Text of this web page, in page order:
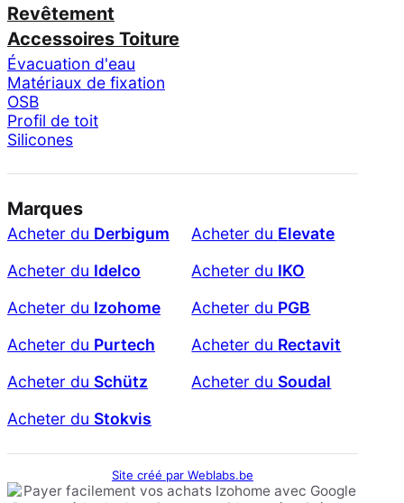
Revêtement
Accessoires Toiture
Évacuation d'eau
Matériaux de fixation
OSB
Profil de toit
Silicones
Marques
Acheter du Derbigum Acheter du Elevate
Acheter du Idelco Acheter du IKO
Acheter du Izohome Acheter du PGB
Acheter du Purtech Acheter du Rectavit
Acheter du Schütz Acheter du Soudal
Acheter du Stokvis
Site créé par Weblabs.be